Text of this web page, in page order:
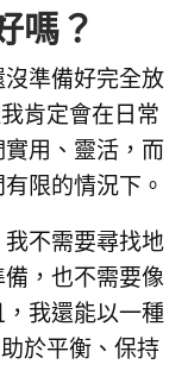
嗎？
準備好完全放
肯定會在日常
用、靈活，而
限的情況下。
不需要尋找地
，也不需要像
我還能以一種
於平衡、保持